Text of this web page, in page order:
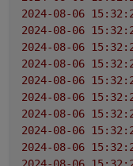
2024-08-06
2024-08-06
2024-08-06
2024-08-06
2024-08-06
2024-08-06
2024-08-06
2024-08-06
2024-08-06
2024-08-06